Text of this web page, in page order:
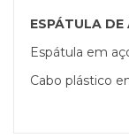
ESPÁTULA
Espátula em
Cabo plástico